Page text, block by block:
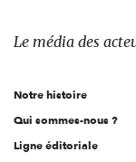
des
l'engagement
Le média des
Notre histoire
Qui sommes-nous ?
Ligne éditoriale